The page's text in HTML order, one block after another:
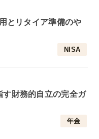
とリタイア準備のや
NISA
財務的自立の完全ガ
年金